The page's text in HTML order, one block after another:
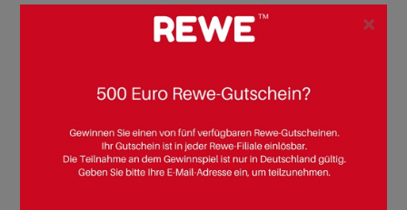
Seite :12345678910111213141516171819
22232425262728293031
×